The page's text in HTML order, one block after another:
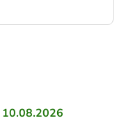
10.08.2026